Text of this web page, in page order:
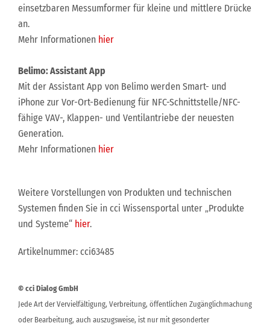
einsetzbaren Messumformer für kleine und mittlere Drücke
an.
Mehr Informationen hier
Belimo: Assistant App
Mit der Assistant App von Belimo werden Smart- und
iPhone zur Vor-Ort-Bedienung für NFC-Schnittstelle/NFC-
fähige VAV-, Klappen- und Ventilantriebe der neuesten
Generation.
Mehr Informationen hier
Weitere Vorstellungen von Produkten und technischen
Systemen finden Sie in cci Wissensportal unter „Produkte
und Systeme“ hier.
Artikelnummer: cci63485
© cci Dialog GmbH
Jede Art der Vervielfältigung, Verbreitung, öffentlichen Zugänglichmachung
oder Bearbeitung, auch auszugsweise, ist nur mit gesonderter